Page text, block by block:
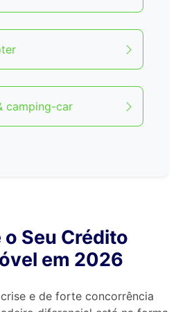
camping-car
Seu Crédito
em 2026
e de forte concorrência